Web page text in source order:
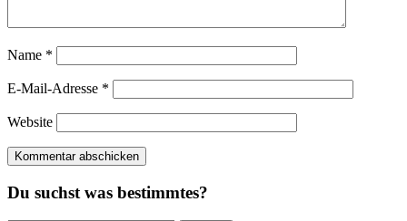
Name *
E-Mail-Adresse *
Website
Du suchst was bestimmtes?